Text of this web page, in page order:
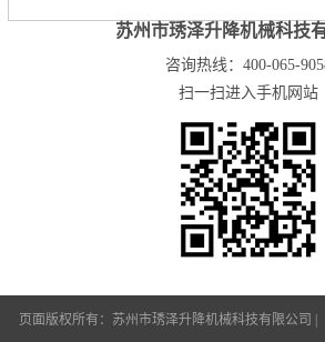
苏州市琇泽升降机械科技
咨询热线：400-065-
扫一扫进入手机网站
页面版权所有：苏州市琇泽升降机械科技有限公司 |